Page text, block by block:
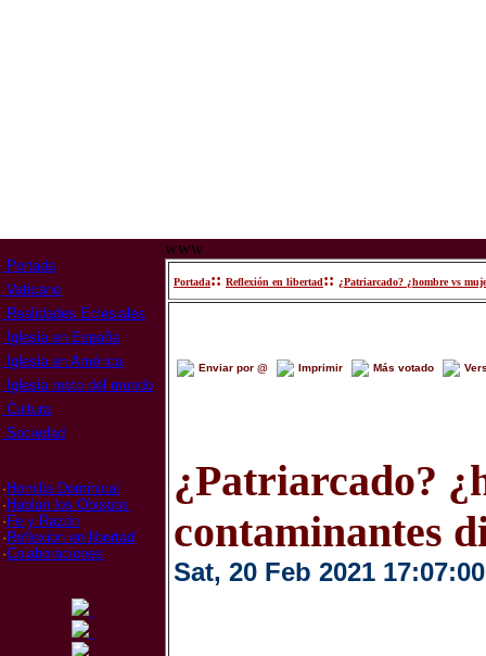
Portada
Vaticano
Realidades Eclesiales
Iglesia en España
Iglesia en América
Iglesia resto del mundo
Cultura
Sociedad
· Homilia Dominical
· Hablan los Obispos
· Fe y Razón
· Reflexion en libertad
·Colaboraciones
www
Portada:: Reflexión en libertad:: ¿Patriarcado? ¿hombre vs
Enviar por @ Imprimir Más votado
¿Patriarcado?
contaminantes
Sat, 20 Feb 2021 17:07:00